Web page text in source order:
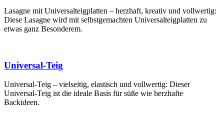
Lasagne mit Universalteigplatten – herzhaft, kreativ und vollwertig:
Diese Lasagne wird mit selbstgemachten Universalteigplatten zu
etwas ganz Besonderem.
Universal-Teig
Universal-Teig – vielseitig, elastisch und vollwertig: Dieser
Universal-Teig ist die ideale Basis für süße wie herzhafte
Backideen.